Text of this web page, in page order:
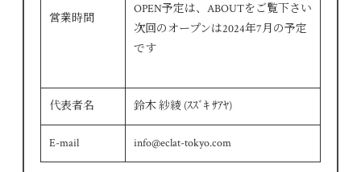
営業時間
OPEN予定は、ABOUTをご覧下さい
次回のオープンは2024年7月の予定
です
代表者名 鈴木 紗綾 (ｽｽﾞｷ ｻｱﾔ)
E-mail info@eclat-tokyo.com